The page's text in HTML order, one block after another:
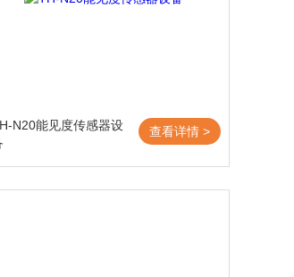
N20能见度传感器设
查看详情 >